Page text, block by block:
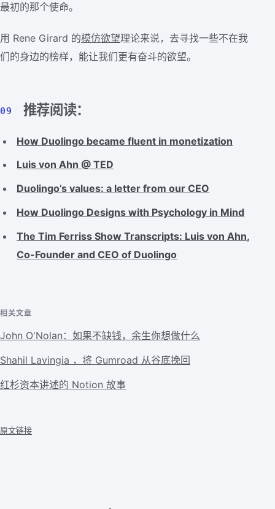
最初的那个使命。
用 Rene Girard 的模仿欲望理论来说，去寻找一些不在我
们的身边的榜样，能让我们更有奋斗的欲望。
09 推荐阅读：
How Duolingo became fluent in monetization
Luis von Ahn @ TED
Duolingo’s values: a letter from our CEO
How Duolingo Designs with Psychology in Mind
The Tim Ferriss Show Transcripts: Luis von Ahn,
Co-Founder and CEO of Duolingo
相关文章
John O'Nolan：如果不缺钱，余生你想做什么
Shahil Lavingia ，将 Gumroad 从谷底挽回
红杉资本讲述的 Notion 故事
原文链接